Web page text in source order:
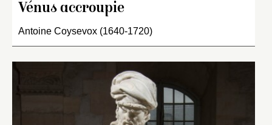
Vénus accroupie
Antoine Coysevox (1640-1720)